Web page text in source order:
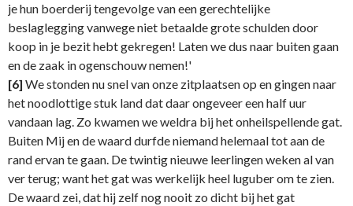
je hun boerderij tengevolge van een gerechtelijke
beslaglegging vanwege niet betaalde grote schulden door
koop in je bezit hebt gekregen! Laten we dus naar buiten gaan
en de zaak in ogenschouw nemen!'
[6] We stonden nu snel van onze zitplaatsen op en gingen naar
het noodlottige stuk land dat daar ongeveer een half uur
vandaan lag. Zo kwamen we weldra bij het onheilspellende gat.
Buiten Mij en de waard durfde niemand helemaal tot aan de
rand ervan te gaan. De twintig nieuwe leerlingen weken al van
ver terug; want het gat was werkelijk heel luguber om te zien.
De waard zei, dat hij zelf nog nooit zo dicht bij het gat